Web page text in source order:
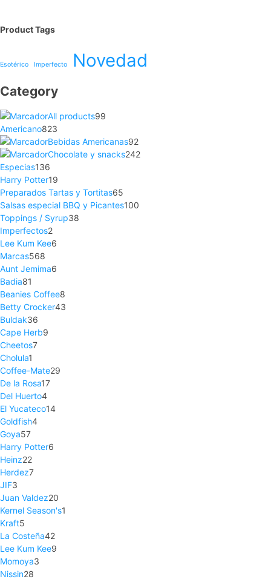
Product Tags
Esotérico Imperfecto Novedad
Category
All products99
Americano823
Bebidas Americanas92
Chocolate y snacks242
Especias136
Harry Potter19
Preparados Tartas y Tortitas65
Salsas especial BBQ y Picantes100
Toppings / Syrup38
Imperfectos2
Lee Kum Kee6
Marcas568
Aunt Jemima6
Badia81
Beanies Coffee8
Betty Crocker43
Buldak36
Cape Herb9
Cheetos7
Cholula1
Coffee-Mate29
De la Rosa17
Del Huerto4
El Yucateco14
Goldfish4
Goya57
Harry Potter6
Heinz22
Herdez7
JIF3
Juan Valdez20
Kernel Season's1
Kraft5
La Costeña42
Lee Kum Kee9
Momoya3
Nissin28